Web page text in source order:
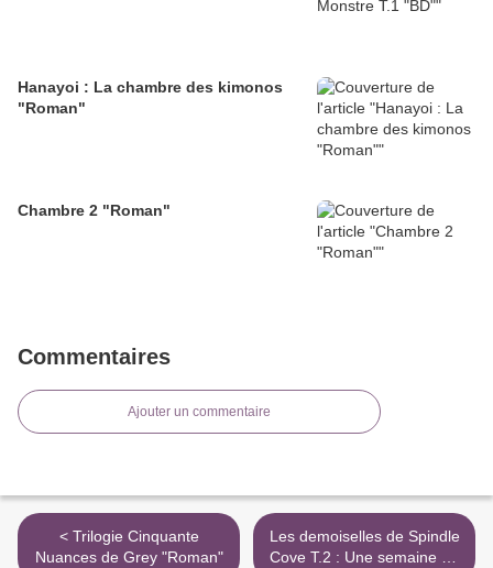
Hanayoi : La chambre des kimonos
"Roman"
Chambre 2 "Roman"
Commentaires
Ajouter un commentaire
< Trilogie Cinquante
Nuances de Grey "Roman"
Les demoiselles de Spindle
Cove T.2 : Une semaine de